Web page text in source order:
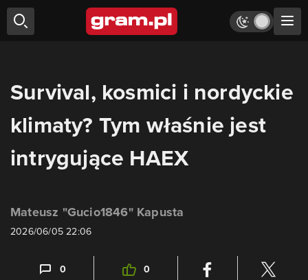
Survival, kosmici i nordyckie
klimaty? Tym właśnie jest
intrygujące HAEX
Mateusz "Gucio1846" Kapusta
2026/06/05 22:06
0 0